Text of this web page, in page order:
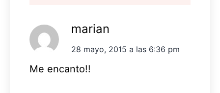
marian
28 mayo, 2015 a las 6:36 pm
Me encanto!!